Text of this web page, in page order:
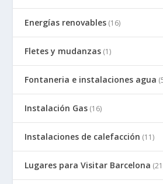
Energías renovables (16)
Fletes y mudanzas (1)
Fontaneria e instalaciones agua
Instalación Gas (16)
Instalaciones de calefacción (11)
Lugares para Visitar Barcelona